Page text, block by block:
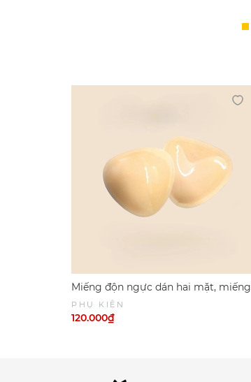
Miếng độn ngực dán hai mặt, miếng
độn ngực tam giác 3D PK099
PHỤ KIỆN
120.000₫